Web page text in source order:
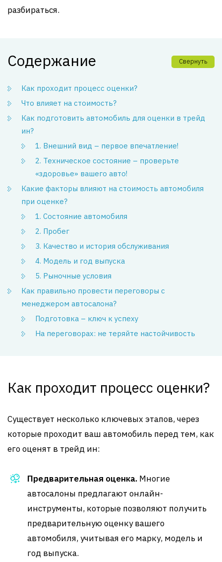
разбираться.
Содержание Свернуть
Как проходит процесс оценки?
Что влияет на стоимость?
Как подготовить автомобиль для оценки в трейд
ин?
1. Внешний вид – первое впечатление!
2. Техническое состояние – проверьте
«здоровье» вашего авто!
Какие факторы влияют на стоимость автомобиля
при оценке?
1. Состояние автомобиля
2. Пробег
3. Качество и история обслуживания
4. Модель и год выпуска
5. Рыночные условия
Как правильно провести переговоры с
менеджером автосалона?
Подготовка – ключ к успеху
На переговорах: не теряйте настойчивость
Как проходит процесс оценки?
Существует несколько ключевых этапов, через
которые проходит ваш автомобиль перед тем, как
его оценят в трейд ин:
Предварительная оценка. Многие
автосалоны предлагают онлайн-
инструменты, которые позволяют получить
предварительную оценку вашего
автомобиля, учитывая его марку, модель и
год выпуска.